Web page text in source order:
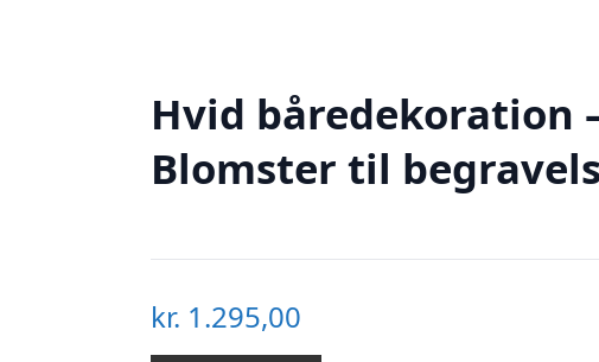
Hvid båredekoration
Blomster til
kr. 1.295,00